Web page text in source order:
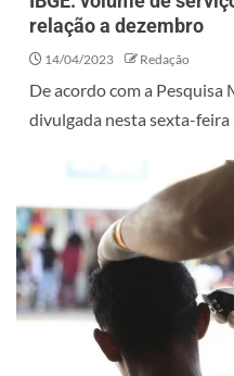
relação a dezembro
14/04/2023 Redação
De acordo com a Pesquisa
divulgada nesta sexta-feira